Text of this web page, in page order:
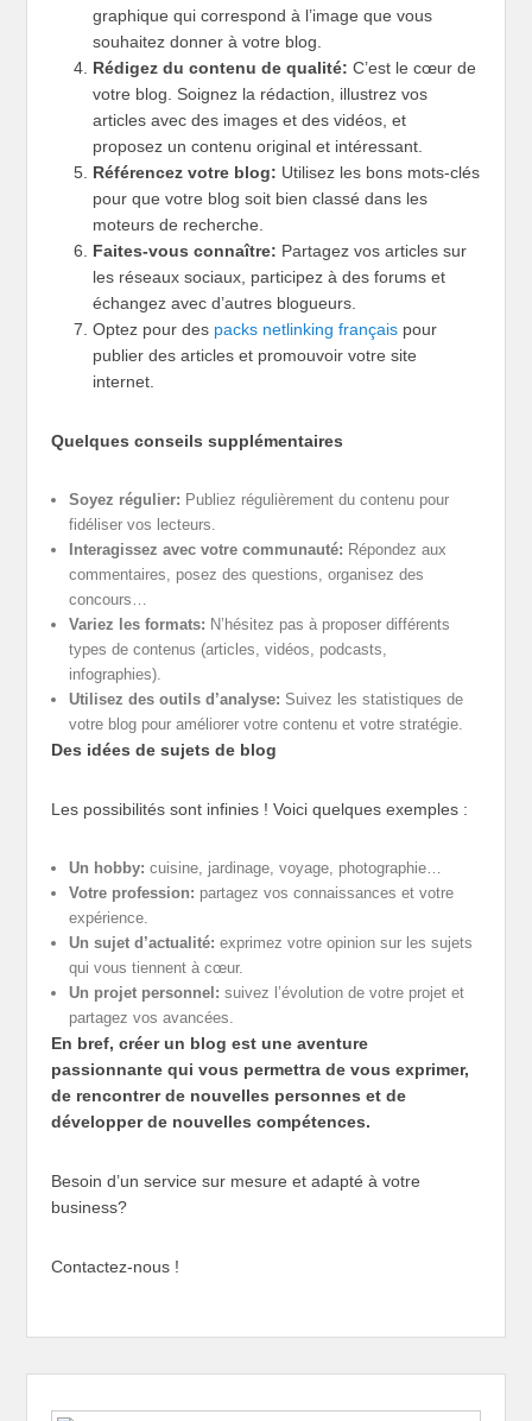
graphique qui correspond à l’image que vous
souhaitez donner à votre blog.
Rédigez du contenu de qualité: C’est le cœur de
votre blog. Soignez la rédaction, illustrez vos
articles avec des images et des vidéos, et
proposez un contenu original et intéressant.
Référencez votre blog: Utilisez les bons mots-clés
pour que votre blog soit bien classé dans les
moteurs de recherche.
Faites-vous connaître: Partagez vos articles sur
les réseaux sociaux, participez à des forums et
échangez avec d’autres blogueurs.
Optez pour des packs netlinking français pour
publier des articles et promouvoir votre site
internet.
Quelques conseils supplémentaires
Soyez régulier: Publiez régulièrement du contenu pour
fidéliser vos lecteurs.
Interagissez avec votre communauté: Répondez aux
commentaires, posez des questions, organisez des
concours…
Variez les formats: N’hésitez pas à proposer différents
types de contenus (articles, vidéos, podcasts,
infographies).
Utilisez des outils d’analyse: Suivez les statistiques de
votre blog pour améliorer votre contenu et votre stratégie.
Des idées de sujets de blog
Les possibilités sont infinies ! Voici quelques exemples :
Un hobby: cuisine, jardinage, voyage, photographie…
Votre profession: partagez vos connaissances et votre
expérience.
Un sujet d’actualité: exprimez votre opinion sur les sujets
qui vous tiennent à cœur.
Un projet personnel: suivez l’évolution de votre projet et
partagez vos avancées.
En bref, créer un blog est une aventure
passionnante qui vous permettra de vous exprimer,
de rencontrer de nouvelles personnes et de
développer de nouvelles compétences.
Besoin d’un service sur mesure et adapté à votre
business?
Contactez-nous !